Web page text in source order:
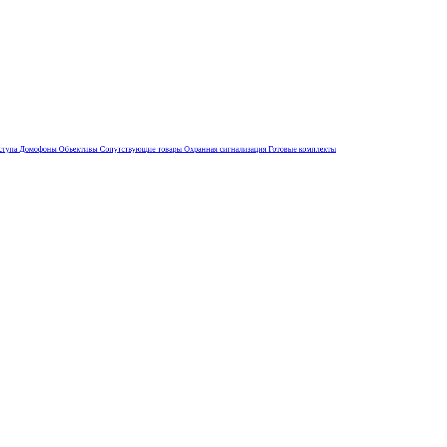
Домофоны Объективы Сопутствующие товары Охранная сигнализация Готовые комплекты